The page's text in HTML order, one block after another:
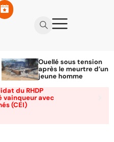
Ouellé sous tension
après le meurtre d’un
jeune homme
du RHDP
vainqueur avec
(CEI)